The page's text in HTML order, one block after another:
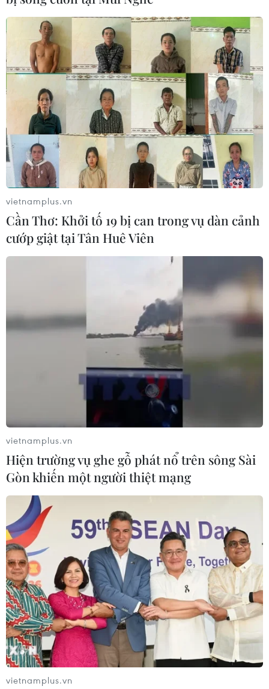
vietnamplus.vn
Cần Thơ: Khởi tố 19 bị can trong vụ dàn cảnh
cướp giật tại Tân Huê Viên
vietnamplus.vn
Hiện trường vụ ghe gỗ phát nổ trên sông Sài
Gòn khiến một người thiệt mạng
vietnamplus.vn